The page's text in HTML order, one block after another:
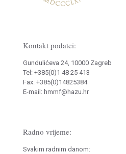
Kontakt podatci:
Gundulićeva 24, 10000 Zagreb
Tel: +385(0)1 48 25 413
Fax: +385(0)14825384
E-mail: hmmf@hazu.hr
Radno vrijeme:
Svakim radnim danom: